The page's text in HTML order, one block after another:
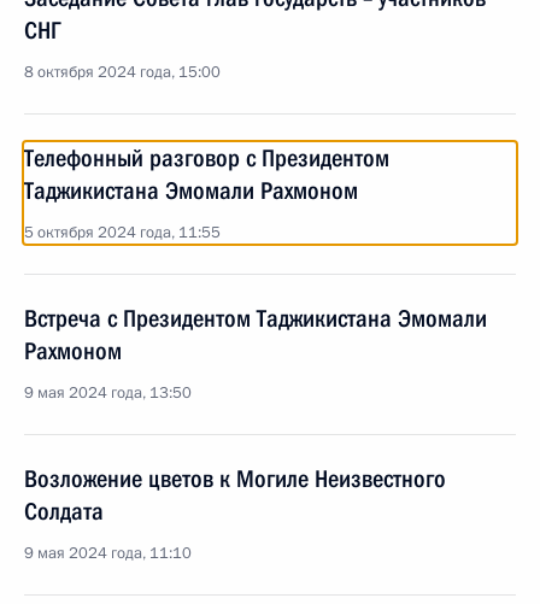
СНГ
8 октября 2024 года, 15:00
Телефонный разговор с Президентом
Таджикистана Эмомали Рахмоном
5 октября 2024 года, 11:55
Встреча с Президентом Таджикистана Эмомали
Рахмоном
9 мая 2024 года, 13:50
Возложение цветов к Могиле Неизвестного
Солдата
9 мая 2024 года, 11:10